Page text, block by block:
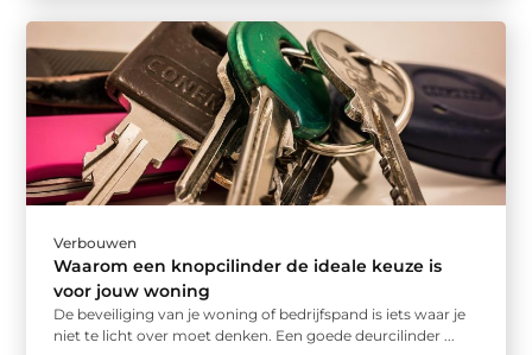
Verbouwen
Waarom een knopcilinder de ideale keuze is
voor jouw woning
De beveiliging van je woning of bedrijfspand is iets waar je
niet te licht over moet denken. Een goede deurcilinder ...